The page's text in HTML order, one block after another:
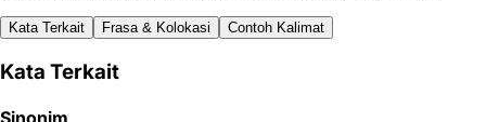
Kata Terkait Frasa & Kolokasi Contoh Kalimat
Kata Terkait